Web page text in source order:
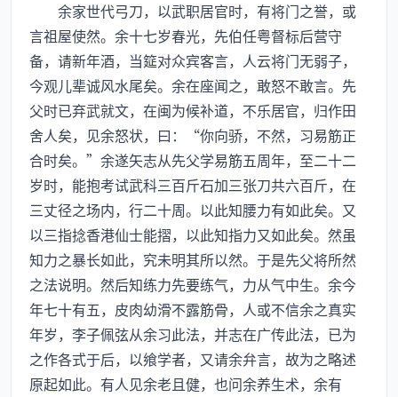
余家世代弓刀，以武职居官时，有将门之誉，或
言祖屋使然。余十七岁春光，先伯任粤督标后营守
备，请新年酒，当筵对众宾客言，人云将门无弱子，
今观儿辈诚风水尾矣。余在座闻之，敢怒不敢言。先
父时已弃武就文，在闽为候补道，不乐居官，归作田
舍人矣，见余怒状，曰：“你向骄，不然，习易筋正
合时矣。”余遂矢志从先父学易筋五周年，至二十二
岁时，能抱考试武科三百斤石加三张刀共六百斤，在
三丈径之场内，行二十周。以此知腰力有如此矣。又
以三指捻香港仙士能摺，以此知指力又如此矣。然虽
知力之暴长如此，究未明其所以然。于是先父将所然
之法说明。然后知练力先要练气，力从气中生。余今
年七十有五，皮肉幼滑不露筋骨，人或不信余之真实
年岁，李子佩弦从余习此法，并志在广传此法，已为
之作各式于后，以飨学者，又请余弁言，故为之略述
原起如此。有人见余老且健，也问余养生术，余有